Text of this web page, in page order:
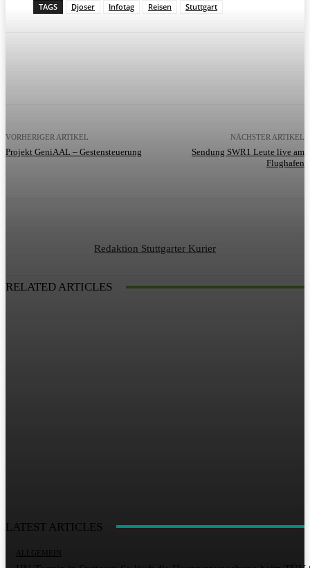
TAGS Djoser Infotag Reisen Stuttgart
VORHERIGER ARTIKEL
Projekt GeniAAL – Gestensteuerung
NÄCHSTER ARTIKEL
Sendung SWR1 Leute live am
Flughafen
Redaktion Stuttgarter Kurier
RELATED ARTICLES
LATEST ARTICLES
ALLGEMEIN